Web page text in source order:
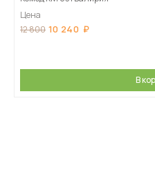
Цена
12 800 10 240
В